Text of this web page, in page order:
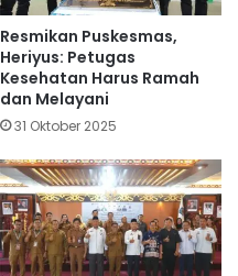
Resmikan Puskesmas,
Heriyus: Petugas
Kesehatan Harus Ramah
dan Melayani
31 Oktober 2025